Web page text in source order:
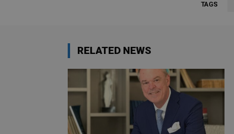
TAGS
RELATED NEWS